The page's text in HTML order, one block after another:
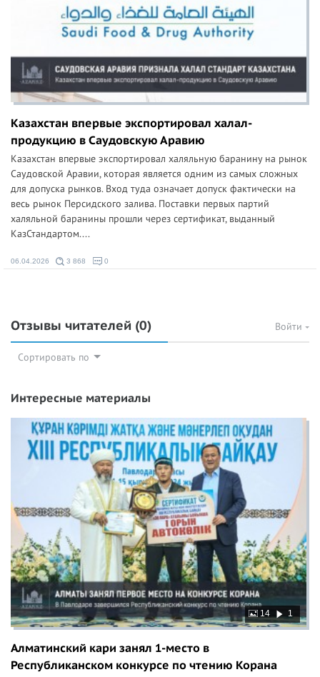
Казахстан впервые экспортировал халал-
продукцию в Саудовскую Аравию
Казахстан впервые экспортировал халяльную баранину на рынок
Саудовской Аравии, которая является одним из самых сложных
для допуска рынков. Вход туда означает допуск фактически на
весь рынок Персидского залива. Поставки первых партий
халяльной баранины прошли через сертификат, выданный
КазСтандартом....
06.04.2026 3 868 0
Отзывы читателей (0) Войти
Сортировать по
Интересные материалы
14 1
Алматинский кари занял 1-место в
Республиканском конкурсе по чтению Корана